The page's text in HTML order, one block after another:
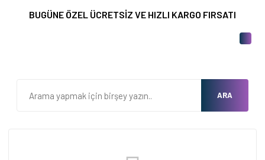
BUGÜNE ÖZEL ÜCRETSİZ VE HIZLI KARGO FIRSATI
ARA